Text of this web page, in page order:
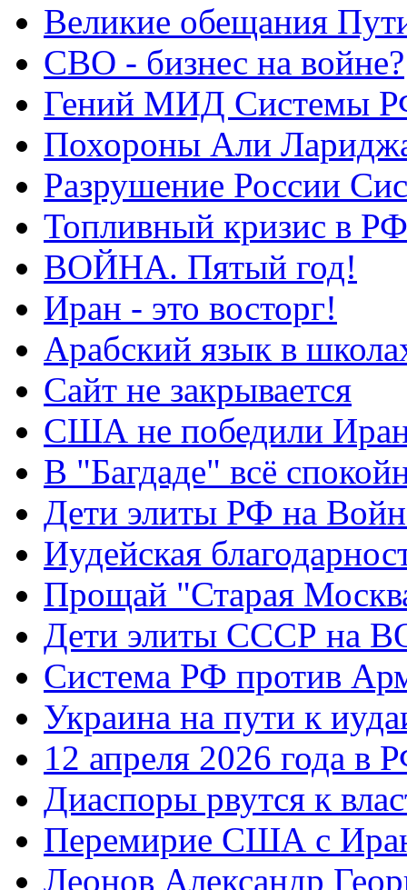
Великие обещания
СВО - бизнес на войне?
Гений МИД Системы
Похороны Али
Разрушение России
Топливный кризис в РФ
ВОЙНА. Пятый год!
Иран - это восторг!
Арабский язык в
Сайт не закрывается
США не победили
В "Багдаде" всё
Дети элиты РФ на
Иудейская
Прощай "Старая
Дети элиты СССР на
Система РФ против
Украина на пути к
12 апреля 2026 года в
Диаспоры рвутся к
Перемирие США с
Леонов Александр